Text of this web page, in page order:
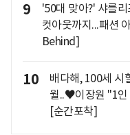
9
'50대 맞아?' 샤를
컷아웃까지...패션
Behind]
10
배다해, 100세 시
월..♥이장원 "1인
[순간포착]